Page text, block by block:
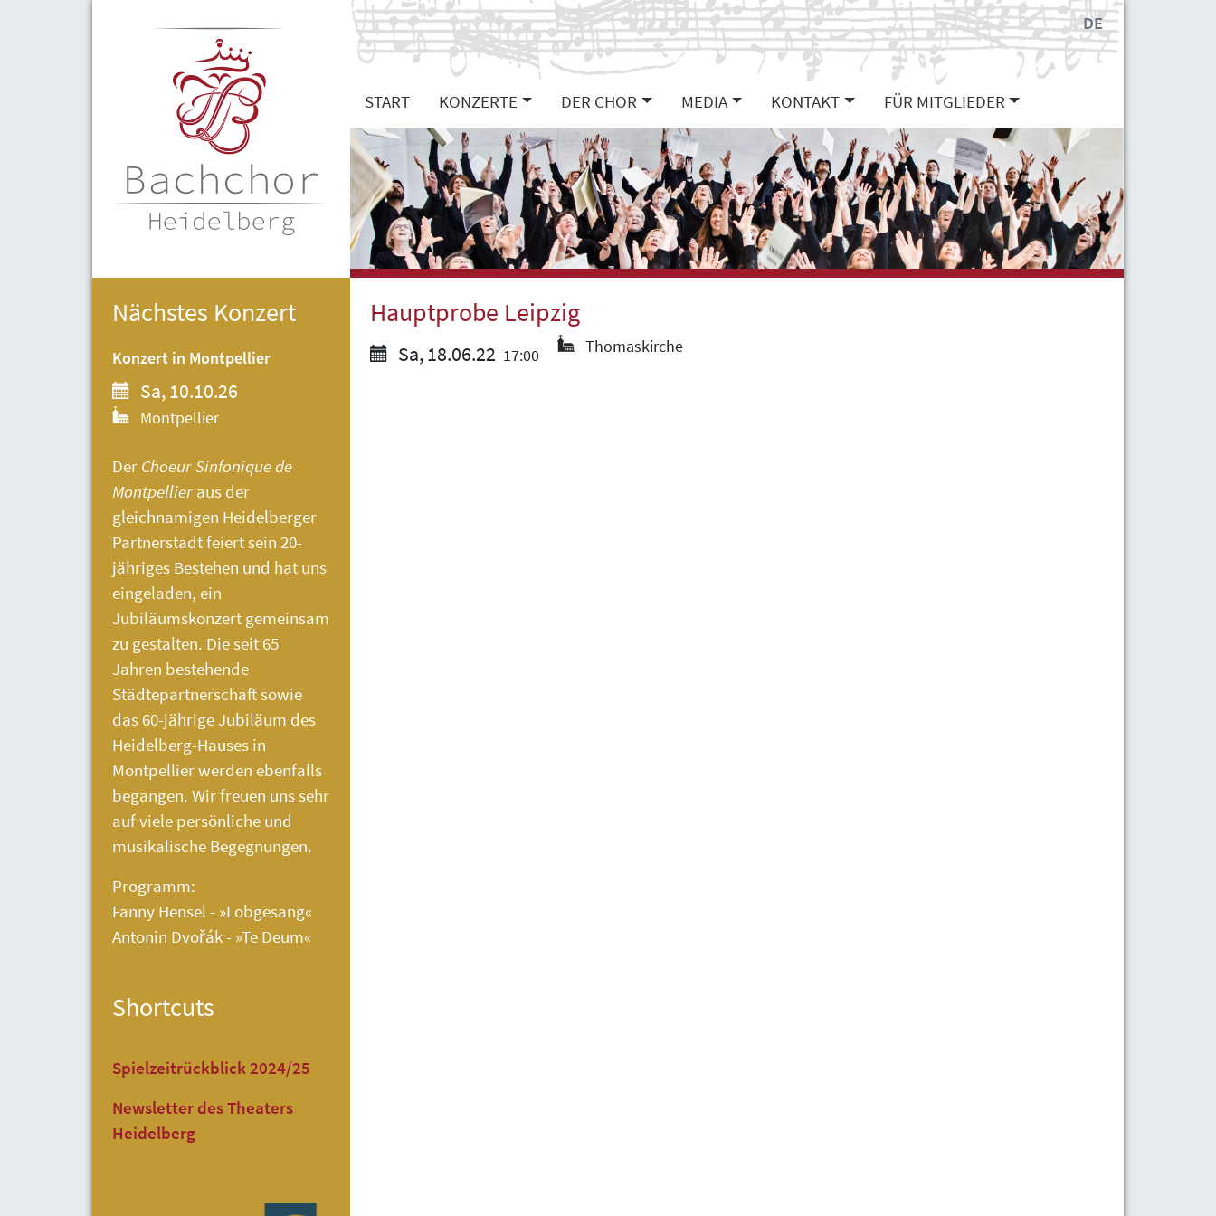
START KONZERTE DER CHOR MEDIA KONTAKT FÜR MITGLIEDER
DE
Hauptprobe Leipzig
Sa, 18.06.22 17:00 Thomaskirche
Nächstes Konzert
Konzert in Montpellier
Sa, 10.10.26
Montpellier
Der Choeur Sinfonique de
Montpellier aus der
gleichnamigen Heidelberger
Partnerstadt feiert sein 20-
jähriges Bestehen und hat uns
eingeladen, ein
Jubiläumskonzert gemeinsam
zu gestalten. Die seit 65
Jahren bestehende
Städtepartnerschaft sowie
das 60-jährige Jubiläum des
Heidelberg-Hauses in
Montpellier werden ebenfalls
begangen. Wir freuen uns sehr
auf viele persönliche und
musikalische Begegnungen.
Programm:
Fanny Hensel - »Lobgesang«
Antonin Dvořák - »Te Deum«
Shortcuts
Spielzeitrückblick 2024/25
Newsletter des Theaters
Heidelberg